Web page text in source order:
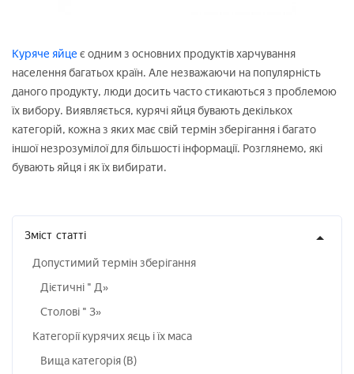
Куряче яйце є одним з основних продуктів харчування
населення багатьох країн. Але незважаючи на популярність
даного продукту, люди досить часто стикаються з проблемою
їх вибору. Виявляється, курячі яйця бувають декількох
категорій, кожна з яких має свій термін зберігання і багато
іншої незрозумілої для більшості інформації. Розглянемо, які
бувають яйця і як їх вибирати.
Зміст статті
Допустимий термін зберігання
Дієтичні " Д»
Столові " З»
Категорії курячих яєць і їх маса
Вища категорія (В)